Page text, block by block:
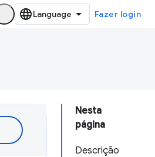
Fazer login
Nesta
página
Descrição